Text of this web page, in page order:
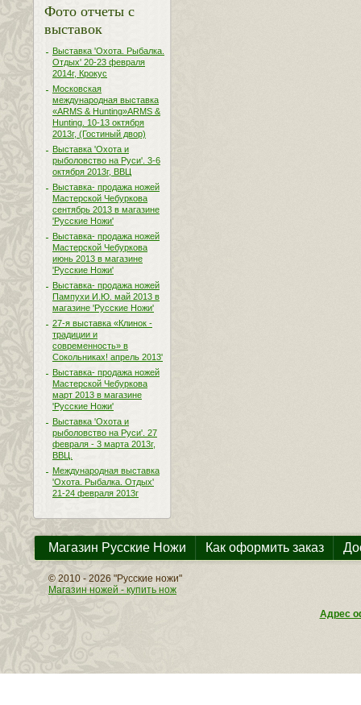
Фото отчеты с
выставок
Выставка 'Охота. Рыбалка.
Отдых' 20-23 февраля
2014г, Крокус
Московская
международная выставка
«ARMS & Hunting»ARMS &
Hunting. 10-13 октября
2013г, (Гостиный двор)
Выставка 'Охота и
рыболовство на Руси'. 3-6
октября 2013г, ВВЦ
Выставка- продажа ножей
Мастерской Чебуркова
сентябрь 2013 в магазине
'Русские Ножи'
Выставка- продажа ножей
Мастерской Чебуркова
июнь 2013 в магазине
'Русские Ножи'
Выставка- продажа ножей
Пампухи И.Ю. май 2013 в
магазине 'Русские Ножи'
27-я выставка «Клинок -
традиции и
современность» в
Сокольниках! апрель 2013'
Выставка- продажа ножей
Мастерской Чебуркова
март 2013 в магазине
'Русские Ножи'
Выставка 'Охота и
рыболовство на Руси'. 27
февраля - 3 марта 2013г,
ВВЦ.
Международная выставка
'Охота. Рыбалка. Отдых'
21-24 февраля 2013г
Магазин Русские Ножи Как оформить заказ
© 2010 - 2026 "Русские ножи"
Магазин ножей - купить нож
Адрес